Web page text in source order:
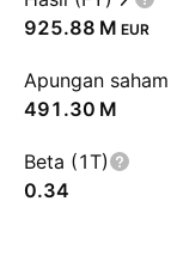
‪925.88 M‬ EUR
Apungan saham
‪491.30 M‬
Beta (1T)
0.34